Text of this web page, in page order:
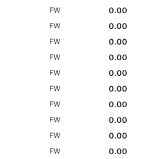
FW
0.00
FW
0.00
FW
0.00
FW
0.00
FW
0.00
FW
0.00
FW
0.00
FW
0.00
FW
0.00
FW
0.00